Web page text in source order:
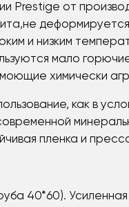
Prestige от
и низким
мало
химически
как в
пленка и
40*60).